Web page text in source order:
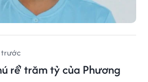
rể' trăm tỷ của Phương